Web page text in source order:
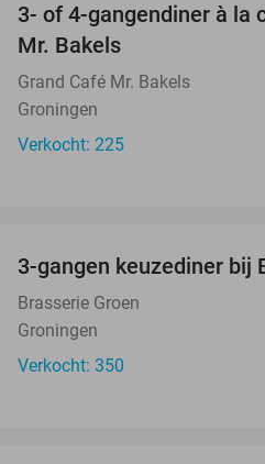
3- of 4-gangendiner à la
Mr. Bakels
Grand Café Mr. Bakels
Groningen
Verkocht: 225
3-gangen keuzediner bij
Brasserie Groen
Groningen
Verkocht: 350